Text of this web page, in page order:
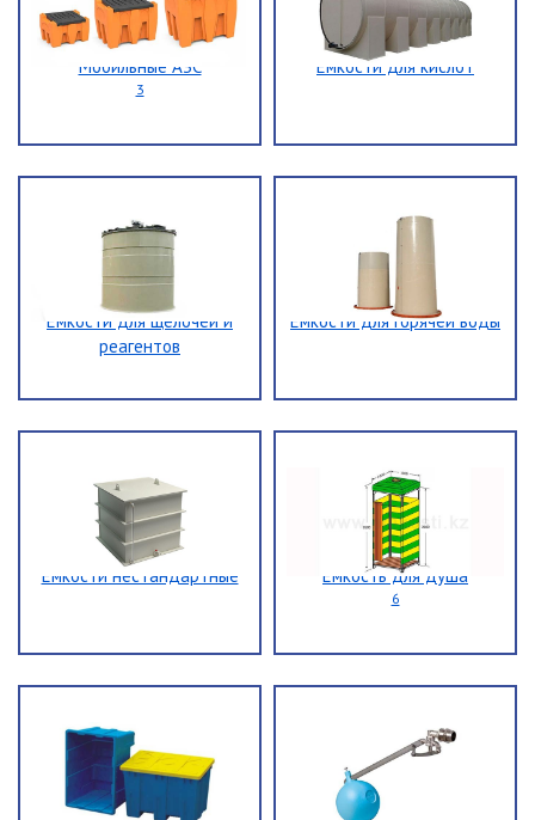
Мобильные АЗС
3
Емкости для кислот
Емкости для щелочей и
реагентов
Емкости для горячей воды
Емкости нестандартные Емкость для душа
6